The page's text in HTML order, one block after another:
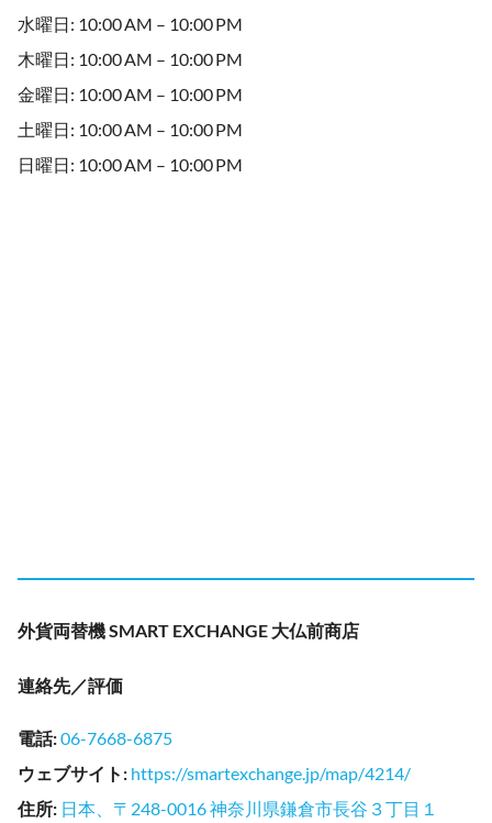
水曜日: 10:00 AM – 10:00 PM
木曜日: 10:00 AM – 10:00 PM
金曜日: 10:00 AM – 10:00 PM
土曜日: 10:00 AM – 10:00 PM
日曜日: 10:00 AM – 10:00 PM
外貨両替機 SMART EXCHANGE 大仏前商店
連絡先／評価
電話:06-7668-6875
ウェブサイト : https://smartexchange.jp/map/4214/
住所: 日本、〒248-0016 神奈川県鎌倉市長谷３丁目１